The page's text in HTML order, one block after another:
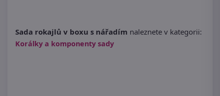
Sada rokajlů v boxu s nářadím naleznete v kategorii:
Korálky a komponenty sady